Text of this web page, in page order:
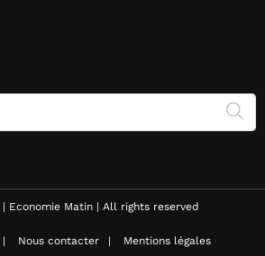
Economie Matin | All rights reserved
Nous contacter Mentions légales